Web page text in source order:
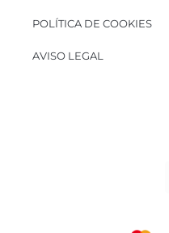
POLÍTICA DE COOKIES
AVISO LEGAL